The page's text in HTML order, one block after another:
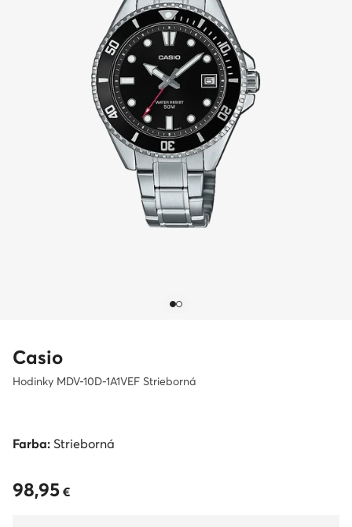
Casio
Hodinky MDV-10D-1A1VEF Strieborná
Farba: Strieborná
98,95 €
98,95 €